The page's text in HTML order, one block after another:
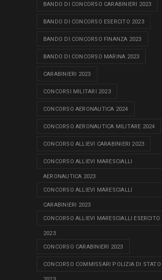
BANDO DI CONCORSO CARABINIERI 2023
BANDO DI CONCORSO ESERCITO 2023
BANDO DI CONCORSO FINANZA 2023
BANDO DI CONCORSO MARINA 2023
CARABINIERI 2023
CONCORSI MILITARI 2023
CONCORSO AERONAUTICA 2024
CONCORSO AERONAUTICA MILITARE 2024
CONCORSO ALLIEVI CARABINIERI 2023
CONCORSO ALLIEVI MARESCIALLI
AERONAUTICA 2023
CONCORSO ALLIEVI MARESCIALLI
CARABINIERI 2023
CONCORSO ALLIEVI MARESCIALLI ESERCITO
2023
CONCORSO CARABINIERI 2023
CONCORSO COMMISSARI POLIZIA DI STATO